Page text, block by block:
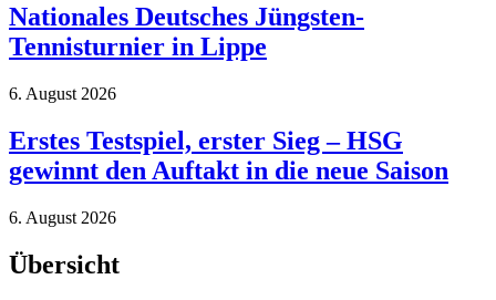
Nationales Deutsches Jüngsten-
Tennisturnier in Lippe
6. August 2026
Erstes Testspiel, erster Sieg – HSG
gewinnt den Auftakt in die neue Saison
6. August 2026
Übersicht